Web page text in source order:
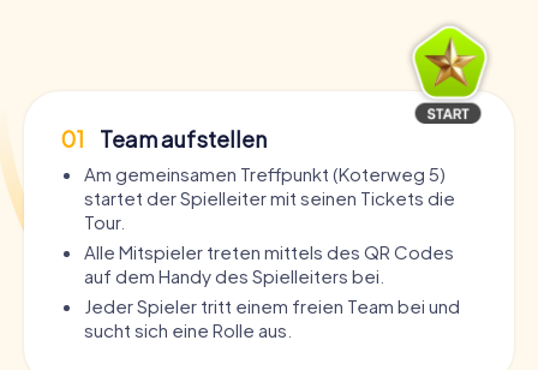
01 Team aufstellen
Am gemeinsamen Treffpunkt (Koterweg 5)
startet der Spielleiter mit seinen Tickets die
Tour.
Alle Mitspieler treten mittels des QR Codes
auf dem Handy des Spielleiters bei.
Jeder Spieler tritt einem freien Team bei und
sucht sich eine Rolle aus.